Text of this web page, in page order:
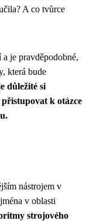
A co tvůrce
je pravděpodobné,
která bude
důležité si
k otázce
nástrojem v
v oblasti
strojového